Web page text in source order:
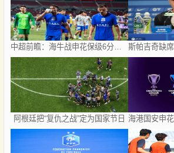
阿根廷把“复仇之战”定为国家节日